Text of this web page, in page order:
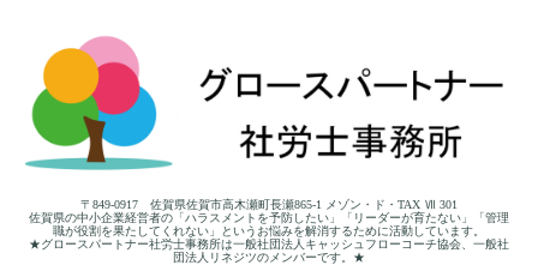
〒849-0917 佐賀県佐賀市高木瀬町長瀬865-1 メゾン・ド・TAX Ⅶ 301
佐賀県の中小企業経営者の「ハラスメントを予防したい」「リーダーが育たない」「管理
職が役割を果たしてくれない」というお悩みを解消するために活動しています。
★グロースパートナー社労士事務所は一般社団法人キャッシュフローコーチ協会、一般社
団法人リネジツのメンバーです。★